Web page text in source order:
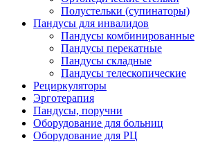
Полустельки (супинаторы)
Пандусы для инвалидов
Пандусы комбинированные
Пандусы перекатные
Пандусы складные
Пандусы телескопические
Рециркуляторы
Эрготерапия
Пандусы, поручни
Оборудование для больниц
Оборудование для РЦ